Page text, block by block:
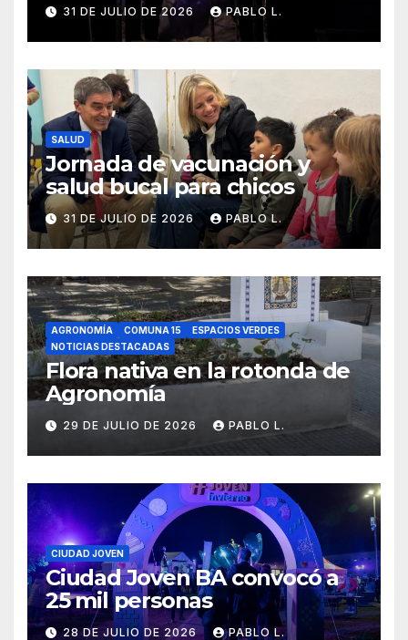
31 DE JULIO DE 2026 PABLO L.
SALUD
Jornada de vacunación y
salud bucal para chicos
31 DE JULIO DE 2026 PABLO L.
AGRONOMÍA COMUNA 15
ESPACIOS VERDES
NOTICIAS DESTACADAS
Flora nativa en la rotonda de
Agronomía
29 DE JULIO DE 2026 PABLO L.
CIUDAD JOVEN
Ciudad Joven BA convocó a
25 mil personas
28 DE JULIO DE 2026 PABLO L.